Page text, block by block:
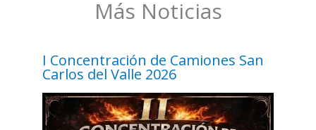
Más Noticias
I Concentración de Camiones San
Carlos del Valle 2026